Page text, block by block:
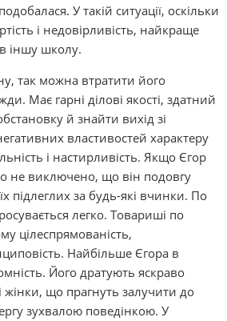
У такій ситуації, оскільки
і недовірливість, найкраще
іншу школу.
так можна втратити його
Має гарні ділові якості, здатний
й знайти вихід зі
властивостей характеру
і настирливість. Якщо Єгор
не виключено, що він подовгу
підлеглих за будь-які вчинки. По
легко. Товариші по
цілеспрямованість,
Найбільше Єгора в
Його дратують яскраво
жінки, що прагнуть залучити до
зухвалою поведінкою. У